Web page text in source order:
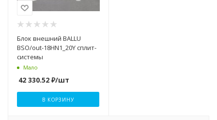
Блок внешний BALLU
BSO/out-18HN1_20Y сплит-
системы
Мало
42 330.52 ₽/шт
В КОРЗИНУ